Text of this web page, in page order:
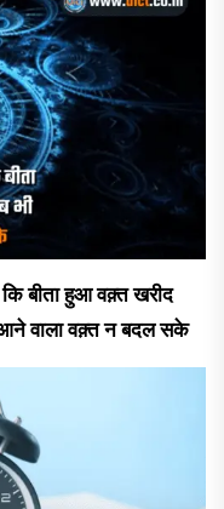
बीता हुआ वक़्त खरीद
वाला वक़्त न बदल सके